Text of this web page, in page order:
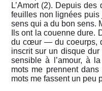
L’Amort (2). Depuis
feuilles non lignées
sens qui a du bon sens.
Ils ont la couenne dure.
du cœur — du coeurps,
inscrit sur un disque
sensible à l’amour, à
mots me prennent
mots me fassent un peu